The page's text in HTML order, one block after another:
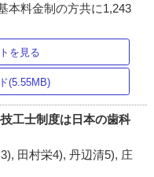
本料金制の方共に1,243
を見る
(5.55MB)
工士制度は日本の歯科
田村栄4), 丹辺清5), 庄